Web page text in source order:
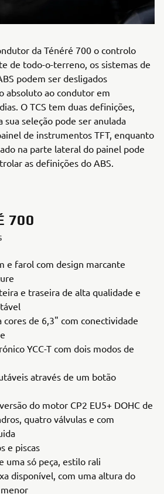
da Ténéré 700 o controlo
de todo-o-terreno, os sistemas de
podem ser desligados
absoluto ao condutor em
O TCS tem duas definições,
sua seleção pode ser anulada
de instrumentos TFT, enquanto
na parte lateral do painel pode
as definições do ABS.
700
e farol com design marcante
e traseira de alta qualidade e
cores de 6,3" com conectividade
YCC-T com dois modos de
através de um botão
do motor CP2 EU5+ DOHC de
quatro válvulas e com
e piscas
uma só peça, estilo rali
disponível, com uma altura do